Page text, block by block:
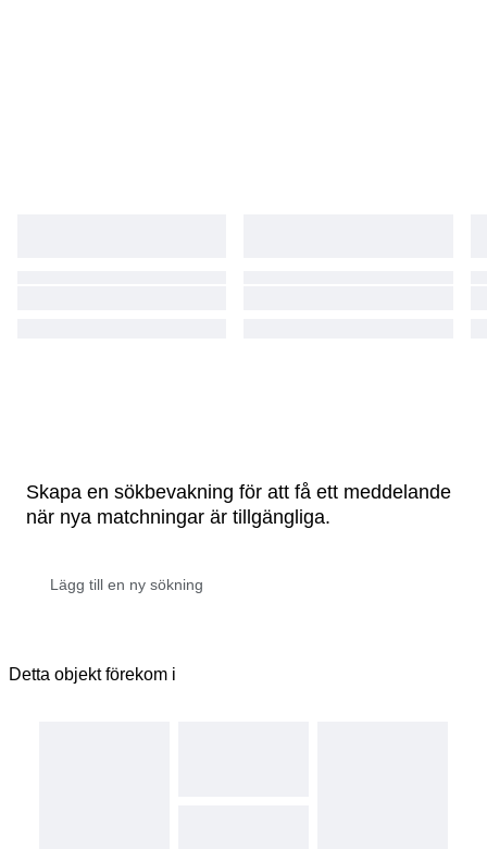
Skapa en sökbevakning för att få ett meddelande
när nya matchningar är tillgängliga.
Detta objekt förekom i